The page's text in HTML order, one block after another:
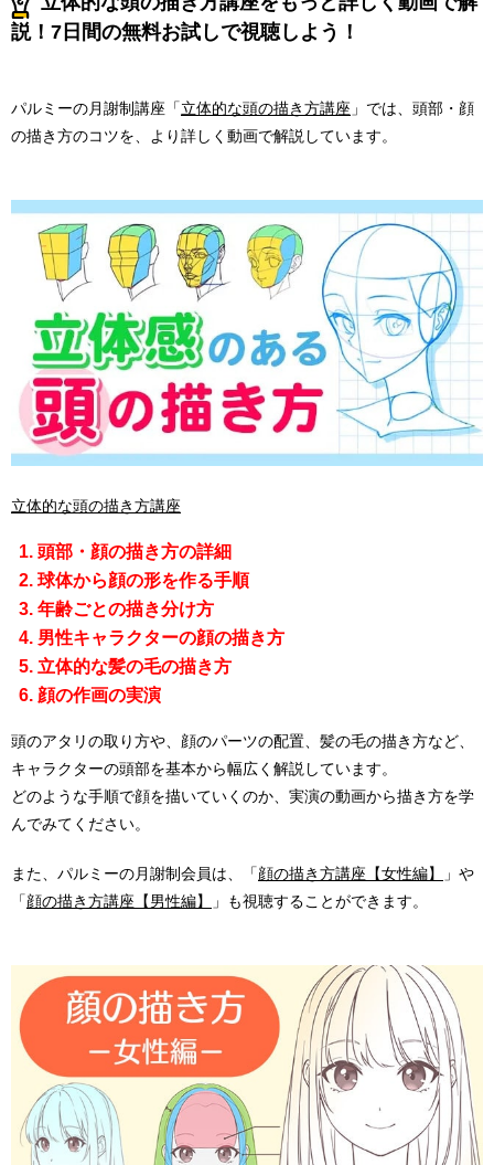
説！7日間の無料お試しで視聴しよう！
パルミーの月謝制講座「立体的な頭の描き方講座 」では、頭部・顔
の描き方のコツを、より詳しく動画で解説しています。
立体的な頭の描き方講座
頭部・顔の描き方の詳細
球体から顔の形を作る手順
年齢ごとの描き分け方
男性キャラクターの顔の描き方
立体的な髪の毛の描き方
顔の作画の実演
頭のアタリの取り方や、顔のパーツの配置、髪の毛の描き方など、
キャラクターの頭部を基本から幅広く解説しています。
どのような手順で顔を描いていくのか、実演の動画から描き方を学
んでみてください。
また、パルミーの月謝制会員は、「顔の描き方講座【女性編】
」や
「顔の描き方講座【男性編】 」も視聴することができます。